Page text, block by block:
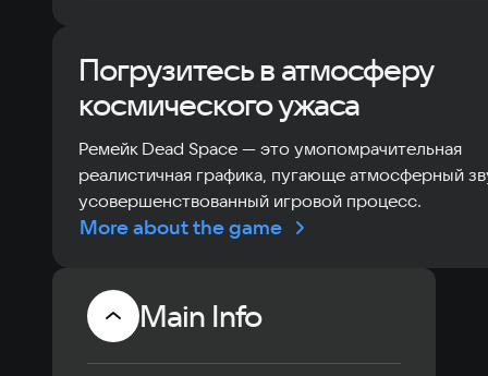
Погрузитесь в атмосферу
космического ужаса
Ремейк Dead Space — это умопомрачительная
реалистичная графика, пугающе атмосферный
усовершенствованный игровой процесс.
More about the game
Main Info